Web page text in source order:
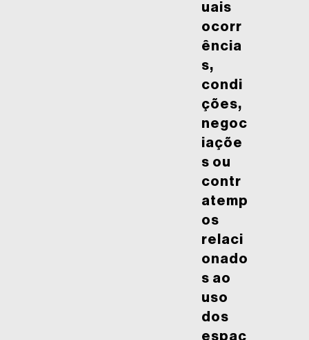
uais
ocorr
ência
s,
condi
ções,
negoc
iaçõe
s ou
contr
atemp
os
relaci
onado
s ao
uso
dos
espaç